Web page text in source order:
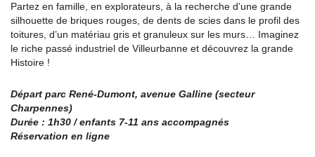
Partez en famille, en explorateurs, à la recherche d’une grande
silhouette de briques rouges, de dents de scies dans le profil des
toitures, d’un matériau gris et granuleux sur les murs… Imaginez
le riche passé industriel de Villeurbanne et découvrez la grande
Histoire !
Départ parc René-Dumont, avenue Galline (secteur
Charpennes)
Durée : 1h30 / enfants 7-11 ans accompagnés
Réservation en ligne